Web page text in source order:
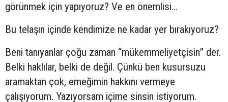
görünmek için yapıyoruz? Ve en önemlisi…
Bu telaşın içinde kendimize ne kadar yer bırakıyoruz?
Beni tanıyanlar çoğu zaman “mükemmeliyetçisin” der.
Belki haklılar, belki de değil. Çünkü ben kusursuzu
aramaktan çok, emeğimin hakkını vermeye
çalışıyorum. Yazıyorsam içime sinsin istiyorum.